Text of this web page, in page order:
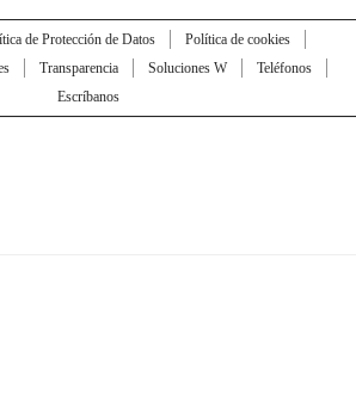
de Protección de Datos
Política de cookies
Transparencia Soluciones W
Teléfonos
Escríbanos